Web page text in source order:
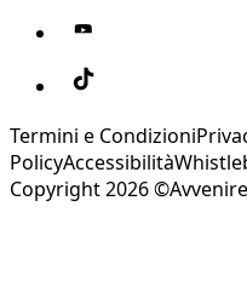
Termini e Condizioni
PolicyAccessibilità
Copyright 2026